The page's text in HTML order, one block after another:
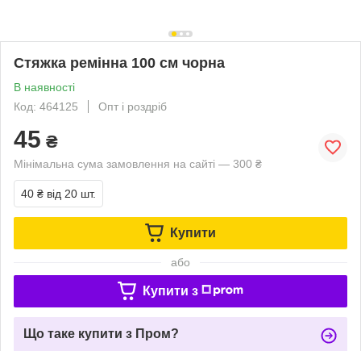
Стяжка ремінна 100 см чорна
В наявності
Код: 464125
Опт і роздріб
45 ₴
Мінімальна сума замовлення на сайті — 300 ₴
40 ₴ від 20 шт.
Купити
або
Купити з
Що таке купити з Пром?